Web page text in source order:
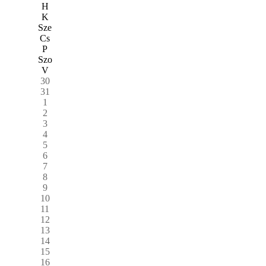
H
K
Sze
Cs
P
Szo
V
30
31
1
2
3
4
5
6
7
8
9
10
11
12
13
14
15
16